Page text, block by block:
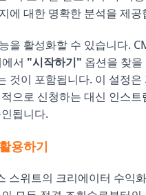
에 대한 명확한 분석을 제공
을 활성화할 수 있습니다.
서 "시작하기" 옵션을 찾
것이 포함됩니다. 이 설정
으로 신청하는 대신 인스
됩니다.
용하기
스위트의 크리에이터 수익